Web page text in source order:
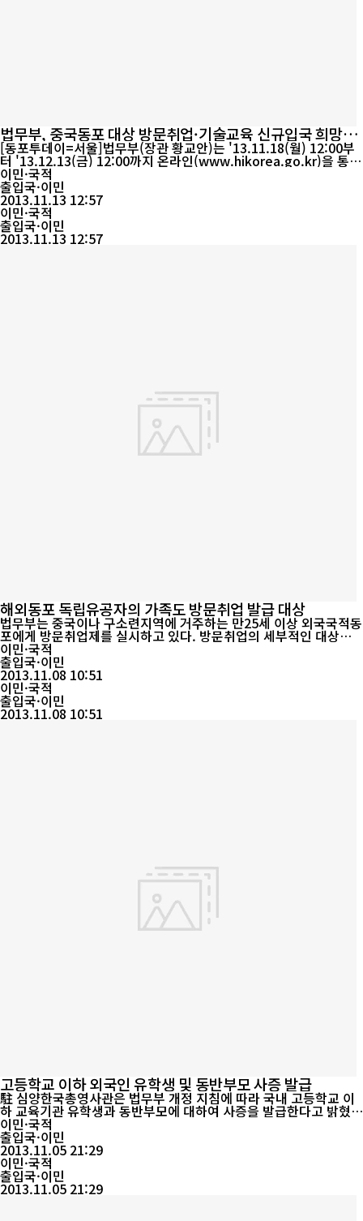
법무부, 중국동포 대상 방문취업·기술교육 신규입국 희망자
접수
[동포투데이=서울]법무부(장관 황교안)는 '13.11.18(월) 12:00부
터 '13.12.13(금) 12:00까지 온라인(www.hikorea.go.kr)을 통해
25세 이상 중국동포를 대상으로 방문취업·기술교육 신규 입국 희망
자를 접수한다고 밝혔다. 방문취업(H-2) 또는 기술교육으로 입국을
희망하는 중국동포는 인터넷(www.hikorea.go.kr)를 통해 회원가
입 후 본인의 희망에 따라 방문취업 또는 기술교육을 선택하여 신청
하면 된다. 이번에 선발할 인원...
이민·국적
출입국·이민
2013.11.13 12:57
이민·국적
출입국·이민
2013.11.13 12:57
해외동포 독립유공자의 가족도 방문취업 발급 대상
법무부는 중국이나 구소련지역에 거주하는 만25세 이상 외국국적동
포에게 방문취업제를 실시하고 있다. 방문취업의 세부적인 대상자
격은 다음과 같다. △ 출생 당시에 대한민국 국민이었던 자로서 대한
민국 호적에 등재되어 있는 사람 및 그 직계비속(직계비속 : 자기로
부터 후손에 이르는 혈족을 일컫는 말. 아들, 딸, 손자, 손녀, 증손,
현손 등을 말한다.)△ 국내에 주소를 둔 대한민국 국민 또는 영주자
격(F-5)의 8촌 이...
이민·국적
출입국·이민
2013.11.08 10:51
이민·국적
출입국·이민
2013.11.08 10:51
고등학교 이하 외국인 유학생 및 동반부모 사증 발급
駐 심양한국총영사관은 법무부 개정 지침에 따라 국내 고등학교 이
하 교육기관 유학생과 동반부모에 대하여 사증을 발급한다고 밝혔
다.사증발급 대상자는 △정부(공공기관) 및 법인 등 단체에서 초청
한 고등학교 이하 교육기관 유학생으로서 전액 장학금 조건부 유학
생과 △고등학교 이하 교육기관 자비부담 유학생의 동반 부모 또는
2촌 이내의 친인척이다.사증(D-4-3 체류기간 1년 이내, 단수) 발급
시 제출서류는 초청 장학생...
이민·국적
출입국·이민
2013.11.05 21:29
이민·국적
출입국·이민
2013.11.05 21:29